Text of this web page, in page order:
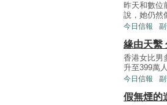
昨天和數位
說，她仍然
今日信報
緣由天繫
香港女比男
升至399萬
今日信報
假無煙的